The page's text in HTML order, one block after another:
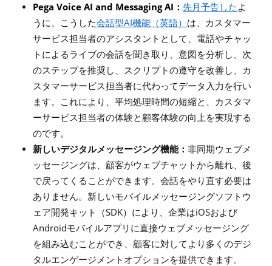
Pega Voice AI and Messaging AI ： 先月予告した よ
うに、こうした会話型AI機能 （英語） は、カスタマー
サービス担当者のアシスタントとして、電話やチャッ
トによるライブの会話を聞き取り、意図を分析し、次
のステップを推奨し、スクリプトの遵守を改善し、カ
スタマーサービス担当者に代わってデータ入力を行い
ます。これにより、平均処理時間の短縮と、カスタマ
ーサービス担当者の体験と顧客体験の向上を実現する
のです。
新しいデジタルメッセージング機能：非同期ウェブメ
ッセージングは、顧客がウェブチャットから離れ、後
で戻ってくることができます。会話をやり直す必要は
ありません。新しいモバイルメッセージングソフトウ
ェア開発キット（SDK）により、企業はiOSおよび
Androidモバイルアプリに直接ウェブメッセージング
を組み込むことができ、顧客に対してより多くのデジ
タルエンゲージメントオプションを提供できます。